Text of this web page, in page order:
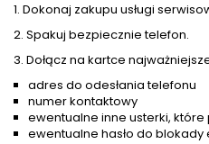
1. Dokonaj zakupu usługi
2. Spakuj bezpiecznie telefon.
3. Dołącz na kartce
adres do odesłania telefonu
numer kontaktowy
ewentualne inne usterki,
ewentualne hasło do blokady